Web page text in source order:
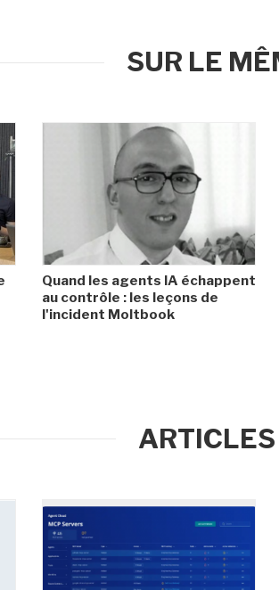
SUR LE
Quand les agents IA échappent
au contrôle : les leçons de
l'incident Moltbook